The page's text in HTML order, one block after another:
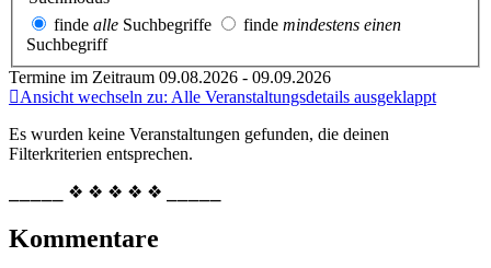
finde alle Suchbegriffe finde mindestens einen
Suchbegriff
Termine im Zeitraum 09.08.2026 - 09.09.2026
Ansicht wechseln zu: Alle Veranstaltungsdetails ausgeklappt
Es wurden keine Veranstaltungen gefunden, die deinen
Filterkriterien entsprechen.
⎯⎯⎯⎯⎯ ❖ ❖ ❖ ❖ ❖ ⎯⎯⎯⎯⎯
Kommentare